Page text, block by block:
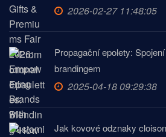
2026-02-27 11:48:05
Propagační epolety:
brandingem
2025-04-18 09:29:38
Jak kovové odznaky